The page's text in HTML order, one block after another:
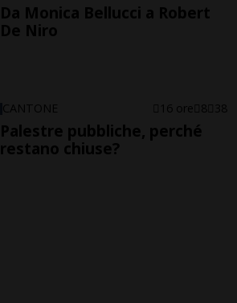
Da Monica Bellucci a Robert
De Niro
CANTONE 16 ore 8 38
Palestre pubbliche, perché
restano chiuse?